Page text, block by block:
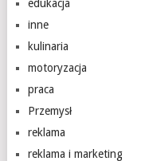
edukacja
inne
kulinaria
motoryzacja
praca
Przemysł
reklama
reklama i marketing